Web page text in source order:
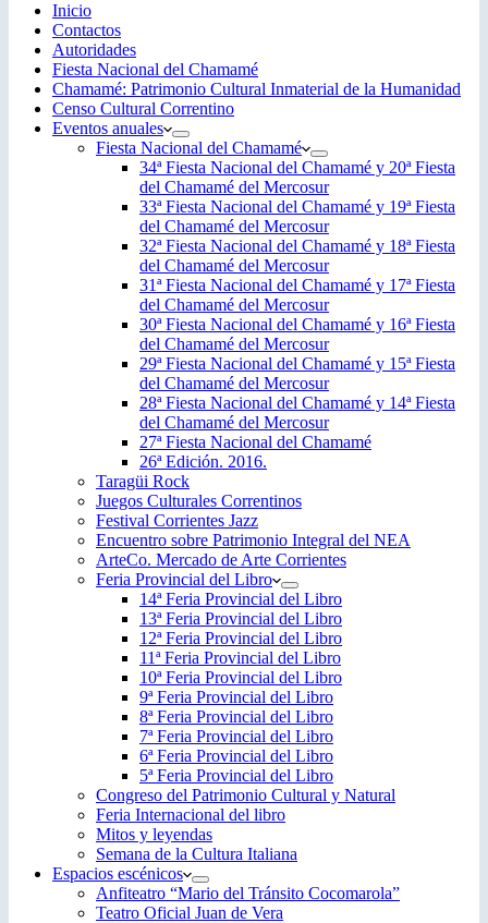
Inicio
Contactos
Autoridades
Fiesta Nacional del Chamamé
Chamamé: Patrimonio Cultural Inmaterial de la Humanidad
Censo Cultural Correntino
Eventos anuales
Fiesta Nacional del Chamamé
34ª Fiesta Nacional del Chamamé y 20ª Fiesta
del Chamamé del Mercosur
33ª Fiesta Nacional del Chamamé y 19ª Fiesta
del Chamamé del Mercosur
32ª Fiesta Nacional del Chamamé y 18ª Fiesta
del Chamamé del Mercosur
31ª Fiesta Nacional del Chamamé y 17ª Fiesta
del Chamamé del Mercosur
30ª Fiesta Nacional del Chamamé y 16ª Fiesta
del Chamamé del Mercosur
29ª Fiesta Nacional del Chamamé y 15ª Fiesta
del Chamamé del Mercosur
28ª Fiesta Nacional del Chamamé y 14ª Fiesta
del Chamamé del Mercosur
27ª Fiesta Nacional del Chamamé
26ª Edición. 2016.
Taragüi Rock
Juegos Culturales Correntinos
Festival Corrientes Jazz
Encuentro sobre Patrimonio Integral del NEA
ArteCo. Mercado de Arte Corrientes
Feria Provincial del Libro
14ª Feria Provincial del Libro
13ª Feria Provincial del Libro
12ª Feria Provincial del Libro
11ª Feria Provincial del Libro
10ª Feria Provincial del Libro
9ª Feria Provincial del Libro
8ª Feria Provincial del Libro
7ª Feria Provincial del Libro
6ª Feria Provincial del Libro
5ª Feria Provincial del Libro
Congreso del Patrimonio Cultural y Natural
Feria Internacional del libro
Mitos y leyendas
Semana de la Cultura Italiana
Espacios escénicos
Anfiteatro “Mario del Tránsito Cocomarola”
Teatro Oficial Juan de Vera